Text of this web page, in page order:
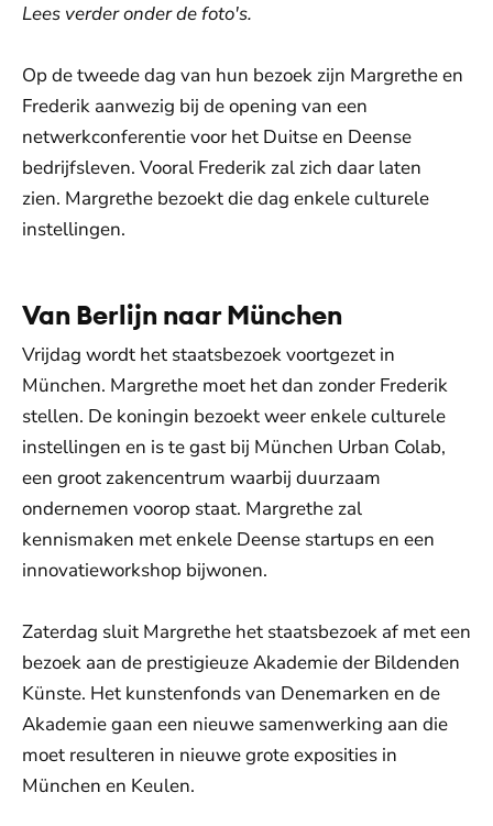
Lees verder onder de foto's.
Op de tweede dag van hun bezoek zijn Margrethe en
Frederik aanwezig bij de opening van een
netwerkconferentie voor het Duitse en Deense
bedrijfsleven. Vooral Frederik zal zich daar laten
zien. Margrethe bezoekt die dag enkele culturele
instellingen.
Van Berlijn naar München
Vrijdag wordt het staatsbezoek voortgezet in
München. Margrethe moet het dan zonder Frederik
stellen. De koningin bezoekt weer enkele culturele
instellingen en is te gast bij München Urban Colab,
een groot zakencentrum waarbij duurzaam
ondernemen voorop staat. Margrethe zal
kennismaken met enkele Deense startups en een
innovatieworkshop bijwonen.
Zaterdag sluit Margrethe het staatsbezoek af met een
bezoek aan de prestigieuze Akademie der Bildenden
Künste. Het kunstenfonds van Denemarken en de
Akademie gaan een nieuwe samenwerking aan die
moet resulteren in nieuwe grote exposities in
München en Keulen.